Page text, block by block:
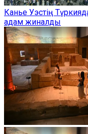
Канье Уэстің
адам жиналды